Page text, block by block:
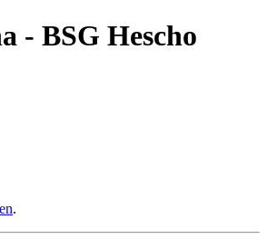
- BSG Hescho
.